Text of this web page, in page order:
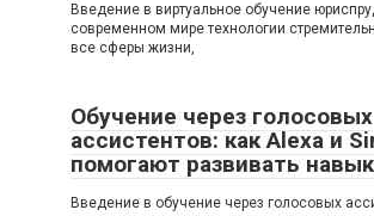
Введение в виртуальное обучение
современном мире технологии
все сферы жизни,
Обучение через голосовых
ассистентов: как Alexa и
помогают развивать
Введение в обучение через голосовых